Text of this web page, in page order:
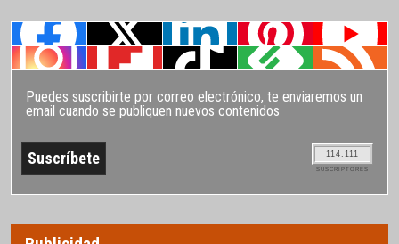
Puedes suscribirte por correo electrónico, te enviaremos un
email cuando se publiquen nuevos contenidos
114.111
SUSCRIPTORES